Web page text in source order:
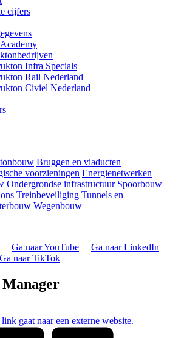
cijfers
Infra Specials
Rail Nederland
Civiel Nederland
Bruggen en viaducten
voorzieningen Energienetwerken
Ondergrondse infrastructuur Spoorbouw
Treinbeveiliging Tunnels en
Wegenbouw
Ga naar YouTube
Ga naar LinkedIn
Ga naar TikTok
gaat naar een externe website.